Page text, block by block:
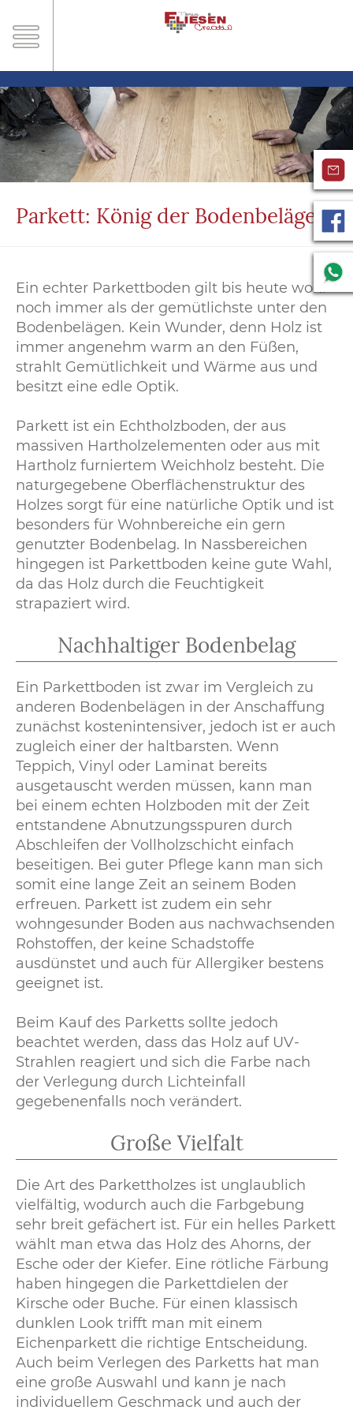
Parkett: König der Bodenbeläge
Ein echter Parkettboden gilt bis heute wohl
noch immer als der gemütlichste unter den
Bodenbelägen. Kein Wunder, denn Holz ist
immer angenehm warm an den Füßen,
strahlt Gemütlichkeit und Wärme aus und
besitzt eine edle Optik.
Parkett ist ein Echtholzboden, der aus
massiven Hartholzelementen oder aus mit
Hartholz furniertem Weichholz besteht. Die
naturgegebene Oberflächenstruktur des
Holzes sorgt für eine natürliche Optik und ist
besonders für Wohnbereiche ein gern
genutzter Bodenbelag. In Nassbereichen
hingegen ist Parkettboden keine gute Wahl,
da das Holz durch die Feuchtigkeit
strapaziert wird.
Nachhaltiger Bodenbelag
Ein Parkettboden ist zwar im Vergleich zu
anderen Bodenbelägen in der Anschaffung
zunächst kostenintensiver, jedoch ist er auch
zugleich einer der haltbarsten. Wenn
Teppich, Vinyl oder Laminat bereits
ausgetauscht werden müssen, kann man
bei einem echten Holzboden mit der Zeit
entstandene Abnutzungsspuren durch
Abschleifen der Vollholzschicht einfach
beseitigen. Bei guter Pflege kann man sich
somit eine lange Zeit an seinem Boden
erfreuen. Parkett ist zudem ein sehr
wohngesunder Boden aus nachwachsenden
Rohstoffen, der keine Schadstoffe
ausdünstet und auch für Allergiker bestens
geeignet ist.
Beim Kauf des Parketts sollte jedoch
beachtet werden, dass das Holz auf UV-
Strahlen reagiert und sich die Farbe nach
der Verlegung durch Lichteinfall
gegebenenfalls noch verändert.
Große Vielfalt
Die Art des Parkettholzes ist unglaublich
vielfältig, wodurch auch die Farbgebung
sehr breit gefächert ist. Für ein helles Parkett
wählt man etwa das Holz des Ahorns, der
Esche oder der Kiefer. Eine rötliche Färbung
haben hingegen die Parkettdielen der
Kirsche oder Buche. Für einen klassisch
dunklen Look trifft man mit einem
Eichenparkett die richtige Entscheidung.
Auch beim Verlegen des Parketts hat man
eine große Auswahl und kann je nach
individuellem Geschmack und auch der